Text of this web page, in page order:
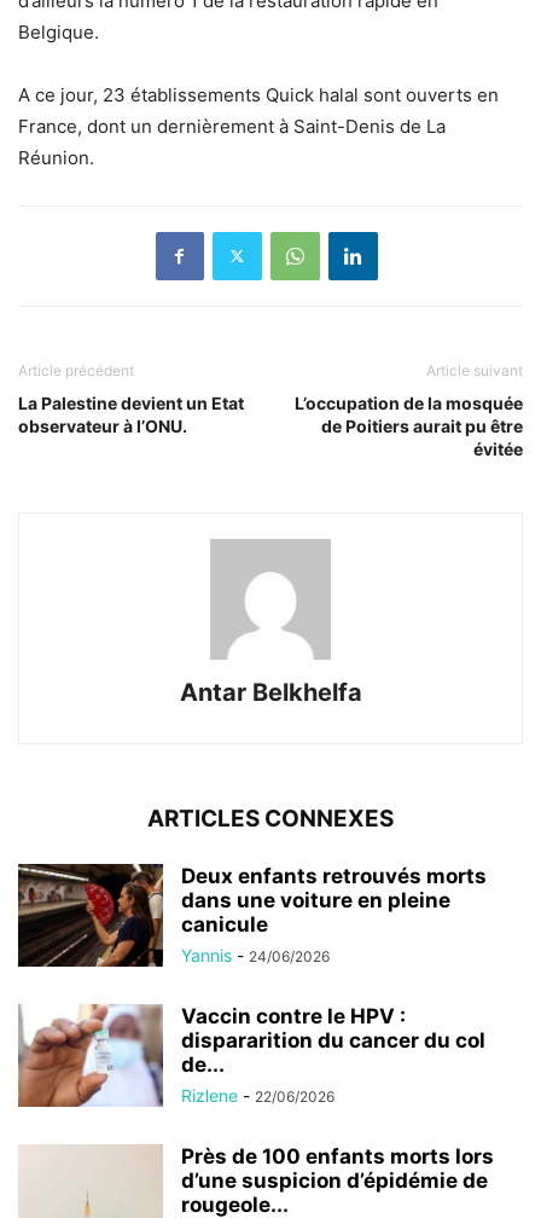
Belgique.
A ce jour, 23 établissements Quick halal sont ouverts en
France, dont un dernièrement à Saint-Denis de La
Réunion.
Article précédent
La Palestine devient un Etat
observateur à l’ONU.
Article suivant
L’occupation de la mosquée
de Poitiers aurait pu être
évitée
Antar Belkhelfa
ARTICLES CONNEXES
Deux enfants retrouvés morts
dans une voiture en pleine
canicule
Yannis - 24/06/2026
Vaccin contre le HPV :
dispararition du cancer du col
de...
Rizlene - 22/06/2026
Près de 100 enfants morts lors
d’une suspicion d’épidémie de
rougeole...